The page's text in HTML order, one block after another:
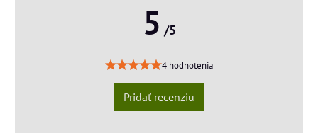
5 /5
4 hodnotenia
Pridať recenziu